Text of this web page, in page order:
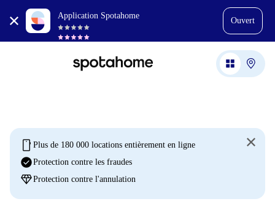
Application Spotahome
Ouvert
mobile Plus de 180 000 locations entièrement en ligne
check_circleProtection contre les fraudes
diamondProtection contre l'annulation